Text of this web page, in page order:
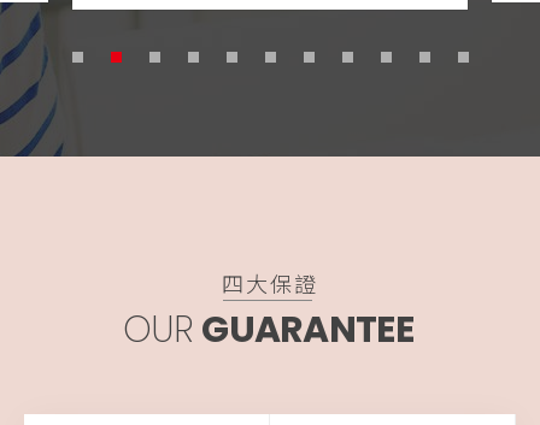
四大保證
OUR GUARANTEE